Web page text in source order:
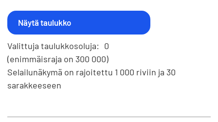
Valittuja taulukkosoluja: 0
(enimmäisraja on 300 000)
Selailunäkymä on rajoitettu 1 000 riviin ja 30
sarakkeeseen